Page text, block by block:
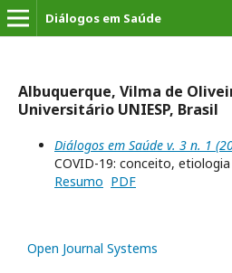
Diálogos em Saúde
Albuquerque, Vilma de
Universitário UNIESP, Brasil
Diálogos em Saúde v. 3 n. 1
COVID-19: conceito,
Resumo PDF
Open Journal Systems